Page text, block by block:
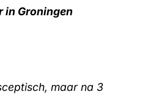
in Groningen
maar na 3